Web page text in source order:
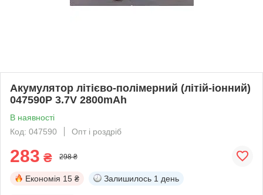
Акумулятор літієво-полімерний (літій-іонний)
047590P 3.7V 2800mAh
В наявності
Код: 047590
Опт і роздріб
283 ₴ 298 ₴
Економія 15 ₴ Залишилось 1 день